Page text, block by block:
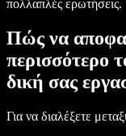
πολλαπλές ερωτήσεις.
Πώς να
περισσότερο
δική σας
Για να διαλέξετε